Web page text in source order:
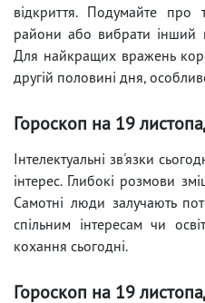
відкриття. Подумайте про
райони або вибрати інший
Для найкращих вражень
другій половині дня,
Гороскоп на 19
Інтелектуальні зв'язки
інтерес. Глибокі розмови
Самотні люди залучають
спільним інтересам чи
кохання сьогодні.
Гороскоп на 19